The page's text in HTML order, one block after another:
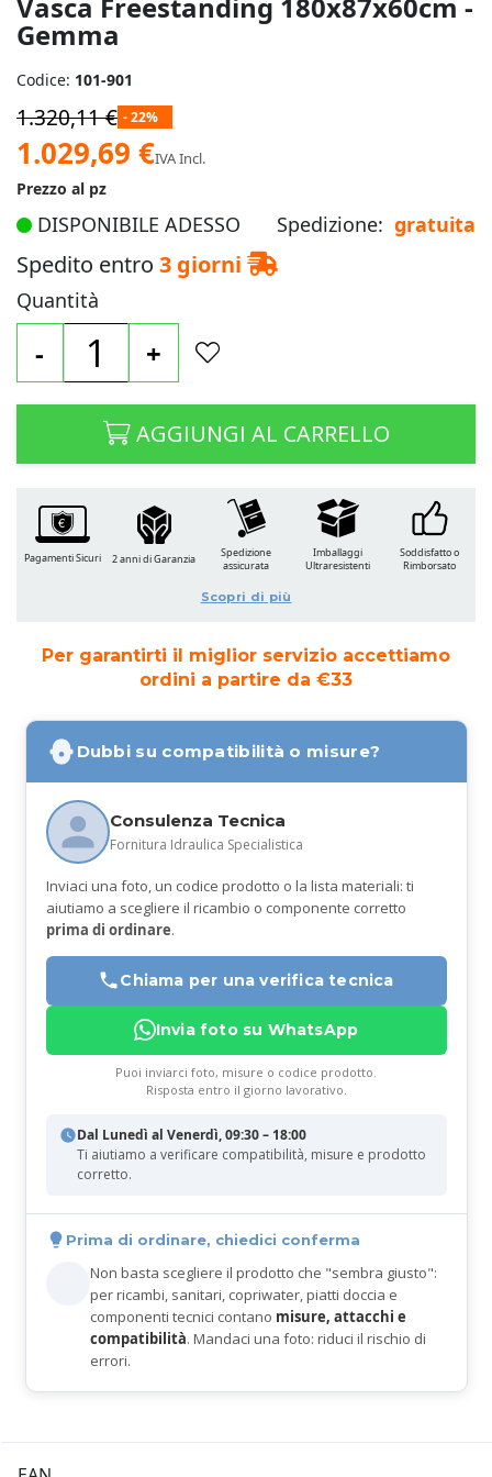
Vasca Freestanding 180x87x60cm -
Gemma
immagini
Codice: 101-901
1.320,11 € - 22%
Prezzo
speciale
1.029,69 €IVA Incl.
Prezzo al pz
DISPONIBILE ADESSO Spedizione: gratuita
Spedito entro 3 giorni
Quantità
- +
AGGIUNGI AL CARRELLO
Per garantirti il miglior servizio accettiamo
ordini a partire da €33
Dubbi su compatibilità o misure?
Consulenza Tecnica
Fornitura Idraulica Specialistica
Inviaci una foto, un codice prodotto o la lista materiali: ti
aiutiamo a scegliere il ricambio o componente corretto
prima di ordinare.
Chiama per una verifica tecnica
Invia foto su WhatsApp
Puoi inviarci foto, misure o codice prodotto.
Risposta entro il giorno lavorativo.
Dal Lunedì al Venerdì, 09:30 – 18:00
Ti aiutiamo a verificare compatibilità, misure e prodotto
corretto.
Prima di ordinare, chiedici conferma
Non basta scegliere il prodotto che "sembra giusto":
per ricambi, sanitari, copriwater, piatti doccia e
componenti tecnici contano misure, attacchi e
compatibilità. Mandaci una foto: riduci il rischio di
errori.
Pagamenti Sicuri 2 anni di Garanzia
Spedizione
assicurata
Imballaggi
Ultraresistenti
Soddisfatto o
Rimborsato
Scopri di più